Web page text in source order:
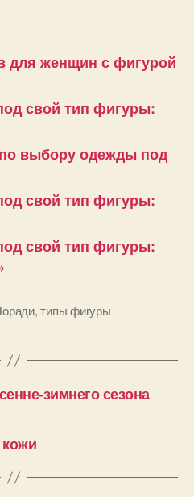
для женщин с фигурой
свой тип фигуры:
выбору одежды под
свой тип фигуры:
свой тип фигуры:
,типы фигуры
зимнего сезона
кожи